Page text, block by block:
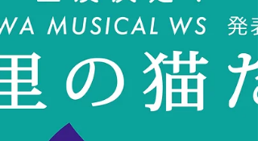
ちゃんが劇団四季研究生に合格し、「ふたりのロ
ッテ」で初舞台。さらにはタイトルロールのロッ
テ役で出演となりました！ 本当におめでとうご
います！